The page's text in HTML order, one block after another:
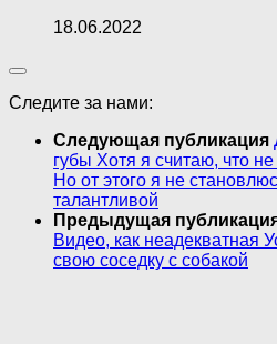
18.06.2022
Следите за нами:
Следующая публикация
губы Хотя я считаю, что
Но от этого я не
талантливой
Предыдущая
Видео, как неадекватная
свою соседку с собакой